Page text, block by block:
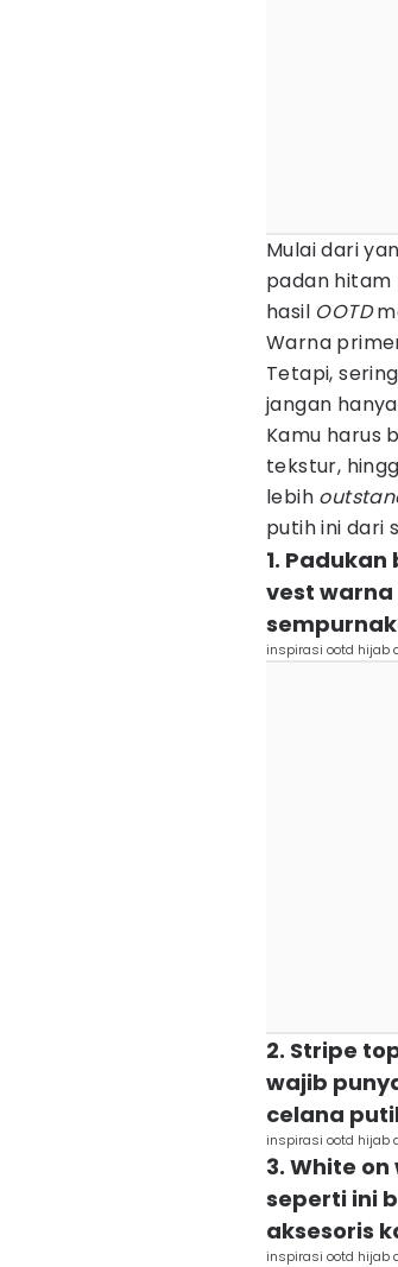
Mulai dari
padan hitam
hasil OOTD
Warna
Tetapi,
jangan
Kamu harus
tekstur,
lebih
putih ini dari
1.
vest
inspirasi ootd hijab
2. Stripe
wajib
celana
inspirasi ootd hijab
3. White
seperti ini
aksesoris
inspirasi ootd hijab